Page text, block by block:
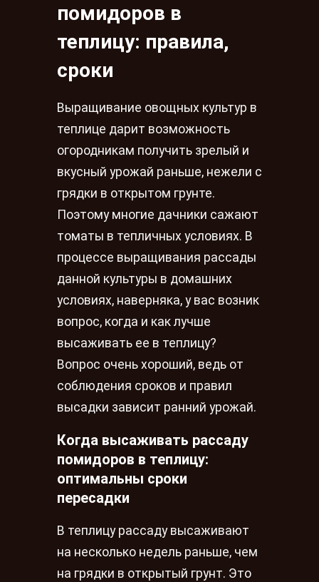
помидоров в
теплицу: правила,
сроки
Выращивание овощных культур в
теплице дарит возможность
огородникам получить зрелый и
вкусный урожай раньше, нежели с
грядки в открытом грунте.
Поэтому многие дачники сажают
томаты в тепличных условиях. В
процессе выращивания рассады
данной культуры в домашних
условиях, наверняка, у вас возник
вопрос, когда и как лучше
высаживать ее в теплицу?
Вопрос очень хороший, ведь от
соблюдения сроков и правил
высадки зависит ранний урожай.
Когда высаживать рассаду
помидоров в теплицу:
оптимальны сроки
пересадки
В теплицу рассаду высаживают
на несколько недель раньше, чем
на грядки в открытый грунт. Это